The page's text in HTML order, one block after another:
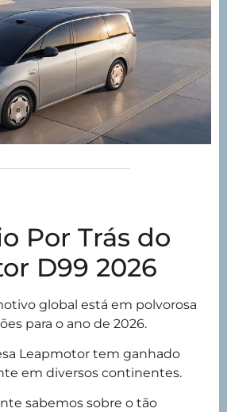
Por Trás do
D99 2026
global está em polvorosa
para o ano de 2026.
Leapmotor tem ganhado
em diversos continentes.
sabemos sobre o tão